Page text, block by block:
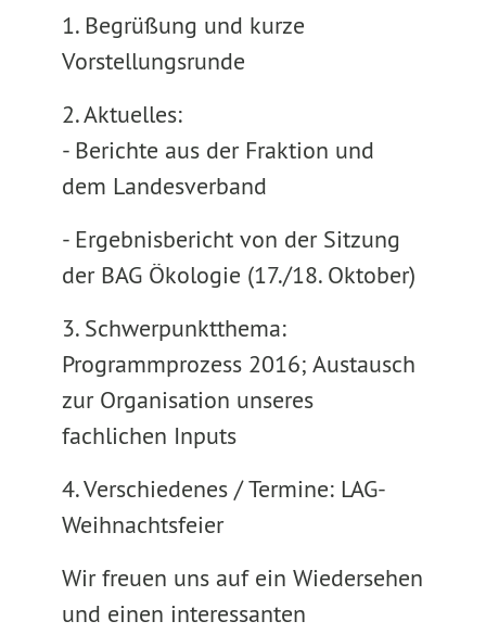
1. Begrüßung und kurze
Vorstellungsrunde
2. Aktuelles:
- Berichte aus der Fraktion und
dem Landesverband
- Ergebnisbericht von der Sitzung
der BAG Ökologie (17./18. Oktober)
3. Schwerpunktthema:
Programmprozess 2016; Austausch
zur Organisation unseres
fachlichen Inputs
4. Verschiedenes / Termine: LAG-
Weihnachtsfeier
Wir freuen uns auf ein Wiedersehen
und einen interessanten